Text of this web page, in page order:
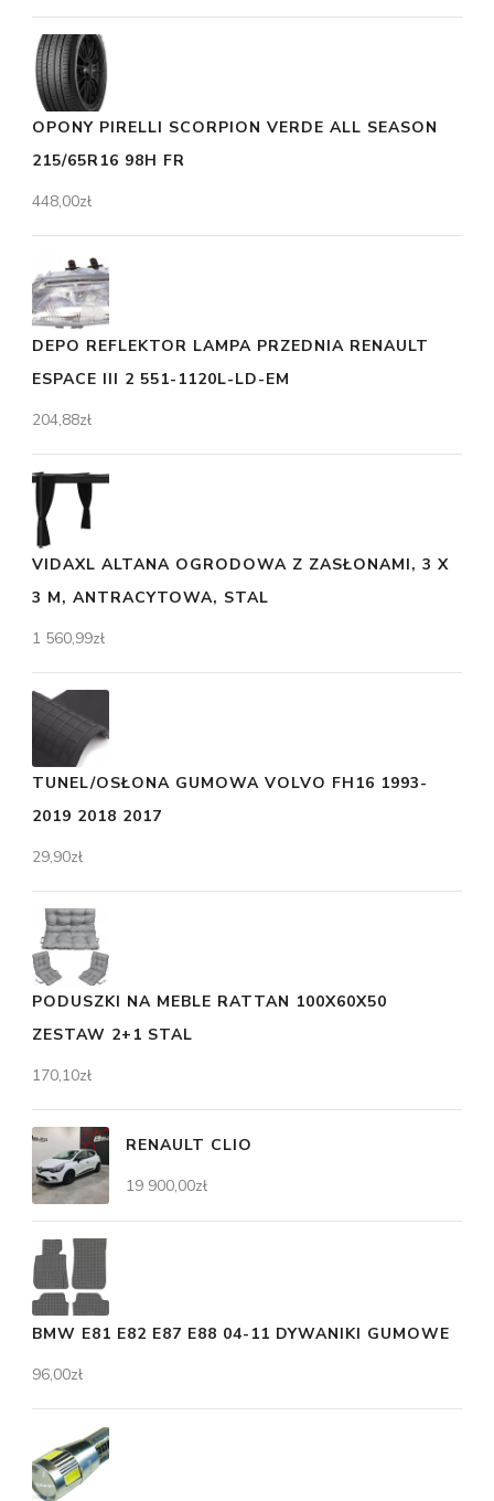
OPONY PIRELLI SCORPION VERDE ALL SEASON
215/65R16 98H FR
448,00zł
DEPO REFLEKTOR LAMPA PRZEDNIA RENAULT
ESPACE III 2 551-1120L-LD-EM
204,88zł
VIDAXL ALTANA OGRODOWA Z ZASŁONAMI, 3 X
3 M, ANTRACYTOWA, STAL
1 560,99zł
TUNEL/OSŁONA GUMOWA VOLVO FH16 1993-
2019 2018 2017
29,90zł
PODUSZKI NA MEBLE RATTAN 100X60X50
ZESTAW 2+1 STAL
170,10zł
RENAULT CLIO
19 900,00zł
BMW E81 E82 E87 E88 04-11 DYWANIKI GUMOWE
96,00zł